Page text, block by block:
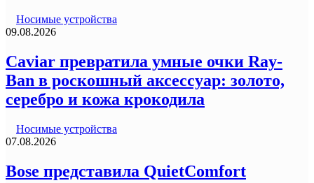
Носимые устройства
09.08.2026
Caviar превратила умные очки Ray-
Ban в роскошный аксессуар: золото,
серебро и кожа крокодила
Носимые устройства
07.08.2026
Bose представила QuietComfort